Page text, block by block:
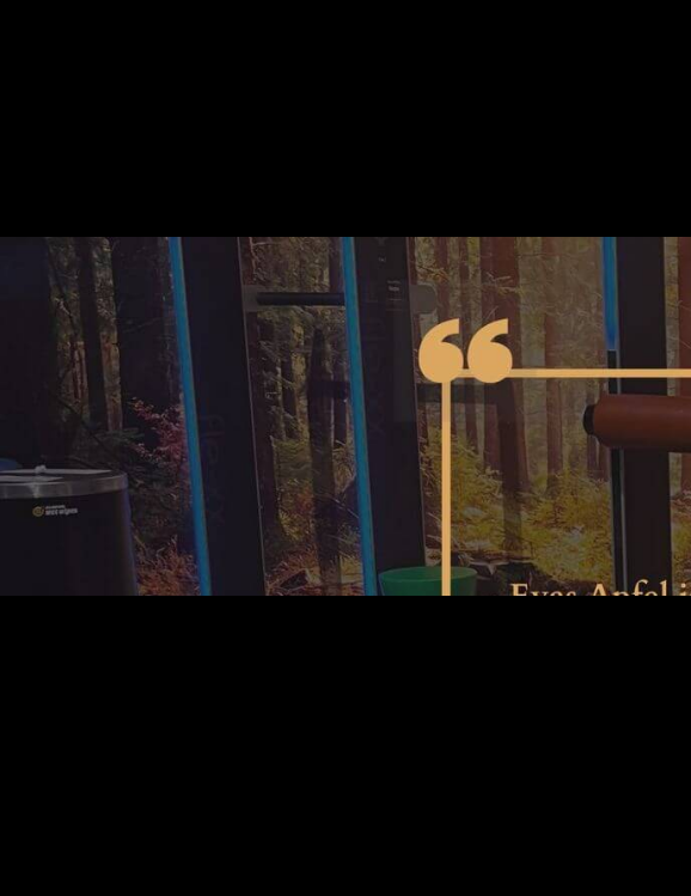
Leistungen
Online Fitness
Öffnungszeiten
Experten Allianz
News & Aktuelles
FAQ
Mitglied werden
Mitgliederbereich